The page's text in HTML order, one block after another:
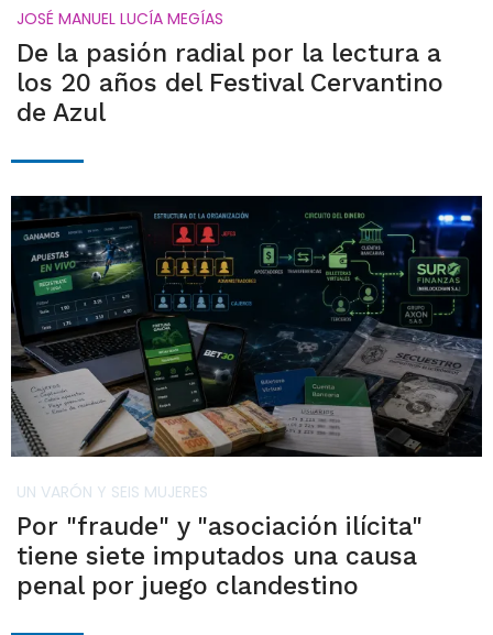
JOSÉ MANUEL LUCÍA MEGÍAS
De la pasión radial por la lectura a
los 20 años del Festival Cervantino
de Azul
UN VARÓN Y SEIS MUJERES
Por "fraude" y "asociación ilícita"
tiene siete imputados una causa
penal por juego clandestino